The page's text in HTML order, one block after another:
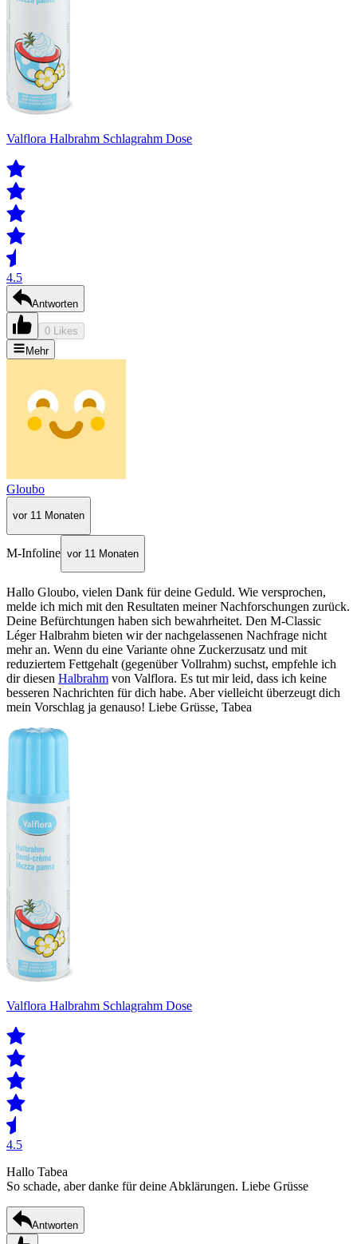
Valflora Halbrahm Schlagrahm Dose
4.5
Antworten
0 Likes
Mehr
Gloubo
vor 11 Monaten
M-Infoline vor 11 Monaten
Hallo Gloubo, vielen Dank für deine Geduld. Wie versprochen,
melde ich mich mit den Resultaten meiner Nachforschungen zurück.
Deine Befürchtungen haben sich bewahrheitet. Den M-Classic
Léger Halbrahm bieten wir der nachgelassenen Nachfrage nicht
mehr an. Wenn du eine Variante ohne Zuckerzusatz und mit
reduziertem Fettgehalt (gegenüber Vollrahm) suchst, empfehle ich
dir diesen Halbrahm von Valflora. Es tut mir leid, dass ich keine
besseren Nachrichten für dich habe. Aber vielleicht überzeugt dich
mein Vorschlag ja genauso! Liebe Grüsse, Tabea
Valflora Halbrahm Schlagrahm Dose
4.5
Hallo Tabea
So schade, aber danke für deine Abklärungen. Liebe Grüsse
Antworten